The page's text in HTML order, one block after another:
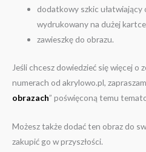
dodatkowy szkic ułatwiający
wydrukowany na dużej
zawieszkę do obrazu.
Jeśli chcesz dowiedzieć się więcej o
numerach od akrylowo.pl,
obrazach” poświęconą temu
Możesz także dodać ten obraz do
zakupić go w przyszłości.